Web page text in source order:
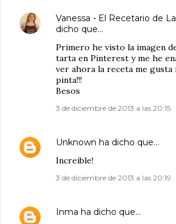
Vanessa - El Recetario de
dicho que…
Primero he visto la imagen
tarta en Pinterest y me he
ver ahora la receta me gusta
pinta!!!
Besos
3 de diciembre de 2013 a las 20:15
Unknown ha dicho que…
Increible!
3 de diciembre de 2013 a las 20:19
Inma ha dicho que…